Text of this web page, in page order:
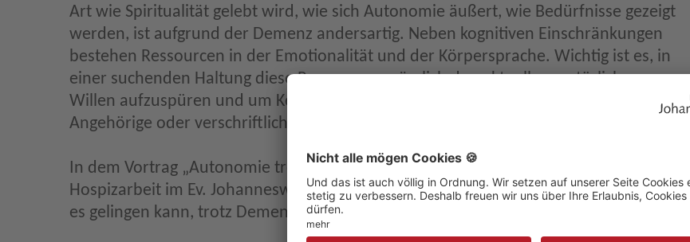
Art wie Spiritualität gelebt wird, wie sich Autonomie äußert, wie Bedürfnisse gezeigt
werden, ist aufgrund der Demenz andersartig. Neben kognitiven Einschränkungen
bestehen Ressourcen in der Emotionalität und der Körpersprache. Wichtig ist es, in
einer suchenden Haltung diese Ressourcen, nämlich den aktuellen, natürlichen
Willen aufzuspüren und um Kenntnisse aus der Vergangenheit, weitererzählt durch
Angehörige oder verschriftlicht als Patientenverfügung, zu vervollständigen.
In dem Vortrag „Autonomie trotz Demenz?“, zu dem der Verein zur Förderung der
Hospizarbeit im Ev. Johanneswerk einlädt, zeigt Dr. med. Christoph Gerhard auf, wie
es gelingen kann, trotz Demenz möglichst viel Autonomie zu ermöglichen.